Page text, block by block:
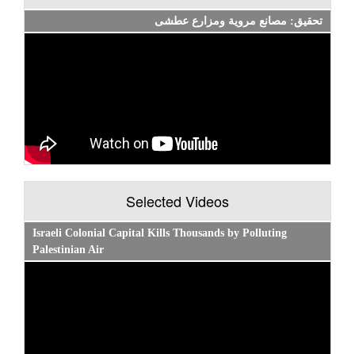
تحقيق: مصانع مروية ومزارع عطشى
Selected Videos
Israeli Colonial Capital Kills Thousands by Polluting
Palestinian Air